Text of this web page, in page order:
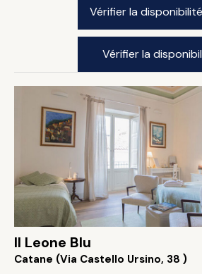
Vérifier la
Vérifier la
Il Leone Blu
Catane (Via Castello Ursino, 38 )